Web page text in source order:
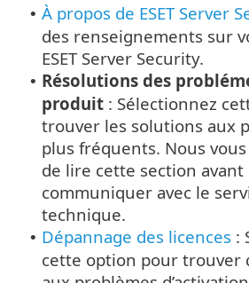
• À propos de ESET Server
des renseignements sur
ESET Server Security.
• Résolutions des
produit : Sélectionnez
trouver les solutions aux
plus fréquents. Nous
de lire cette section avant
communiquer avec le
technique.
• Dépannage des licences :
cette option pour trouver